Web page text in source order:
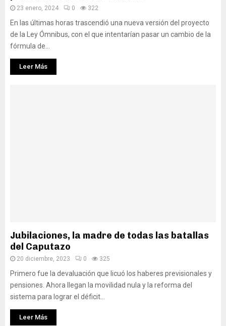
23 enero, 2024 0 322
En las últimas horas trascendió una nueva versión del proyecto
de la Ley Ómnibus, con el que intentarían pasar un cambio de la
fórmula de...
Leer Más
Jubilaciones, la madre de todas las batallas
del Caputazo
20 diciembre, 2023 0 325
Primero fue la devaluación que licuó los haberes previsionales y
pensiones. Ahora llegan la movilidad nula y la reforma del
sistema para lograr el déficit...
Leer Más